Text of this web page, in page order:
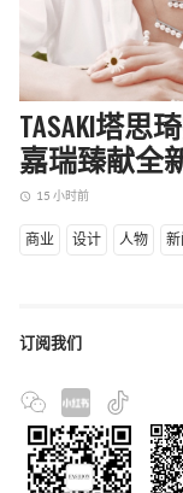
TASAKI塔思
嘉瑞臻献全
access_time 15 小时前
商业 设计 人物 新
订阅我们